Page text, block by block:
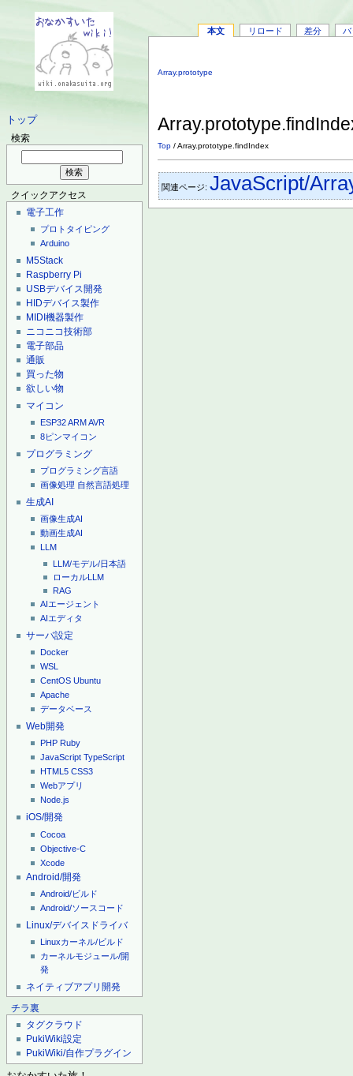
トップ
検索
クイックアクセス
電子工作
プロトタイピング
Arduino
M5Stack
Raspberry Pi
USBデバイス開発
HIDデバイス製作
MIDI機器製作
ニコニコ技術部
電子部品
通販
買った物
欲しい物
マイコン
ESP32ARMAVR
8ピンマイコン
プログラミング
プログラミング言語
画像処理 自然言語処理
生成AI
画像生成AI
動画生成AI
LLM
LLM/モデル/日本語
ローカルLLM
RAG
AIエージェント
AIエディタ
サーバ設定
Docker
WSL
CentOS Ubuntu
Apache
データベース
Web開発
PHP Ruby
JavaScript TypeScript
HTML5 CSS3
Webアプリ
Node.js
iOS/開発
Cocoa
Objective-C
Xcode
Android/開発
Android/ビルド
Android/ソースコード
Linux/デバイスドライバ
Linuxカーネル/ビルド
カーネルモジュール/開
発
ネイティブアプリ開発
チラ裏
タグクラウド
PukiWiki設定
PukiWiki/自作プラグイン
本文 リロード 差分 バ
Array.prototype
Top / Array.prototype.findIndex
関連ページ:JavaScript/